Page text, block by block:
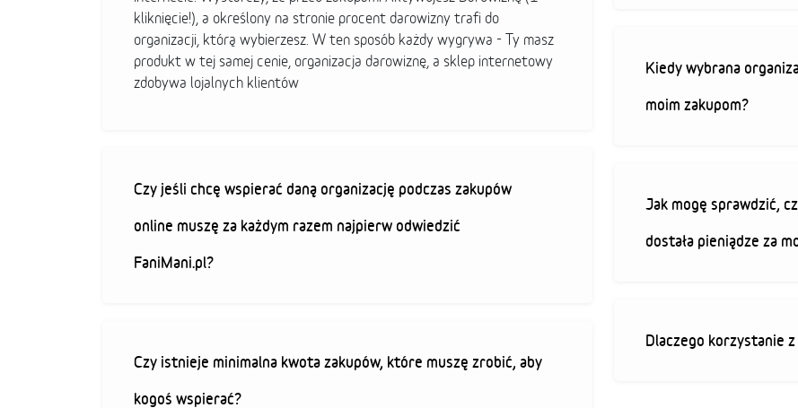
kliknięcie!), a określony na stronie procent darowizny trafi do
organizacji, którą wybierzesz. W ten sposób każdy wygrywa - Ty masz
produkt w tej samej cenie, organizacja darowiznę, a sklep internetowy
zdobywa lojalnych klientów
Czy jeśli chcę wspierać daną organizację podczas zakupów
online muszę za każdym razem najpierw odwiedzić
FaniMani.pl?
Czy istnieje minimalna kwota zakupów, które muszę zrobić, aby
kogoś wspierać?
Kiedy wybrana
moim zakupom?
Jak mogę sprawdzić,
dostała pieniądze za
Dlaczego korzystanie